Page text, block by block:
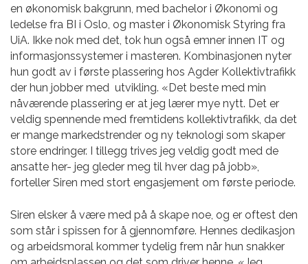
en økonomisk bakgrunn, med bachelor i Økonomi og
ledelse fra BI i Oslo, og master i Økonomisk Styring fra
UiA. Ikke nok med det, tok hun også emner innen IT og
informasjonssystemer i masteren. Kombinasjonen nyter
hun godt av i første plassering hos Agder Kollektivtrafikk
der hun jobber med utvikling. «Det beste med min
nåværende plassering er at jeg lærer mye nytt. Det er
veldig spennende med fremtidens kollektivtrafikk, da det
er mange markedstrender og ny teknologi som skaper
store endringer. I tillegg trives jeg veldig godt med de
ansatte her- jeg gleder meg til hver dag på jobb»,
forteller Siren med stort engasjement om første periode.
Siren elsker å være med på å skape noe, og er oftest den
som står i spissen for å gjennomføre. Hennes dedikasjon
og arbeidsmoral kommer tydelig frem når hun snakker